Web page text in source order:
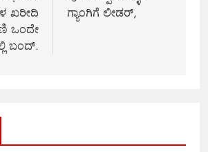
ಖರೀದಿ
ಒಂದೇ
ಬಂದ್.
ಗ್ಯಾಂಗಿಗೆ ಲೀಡ‌ರ್,